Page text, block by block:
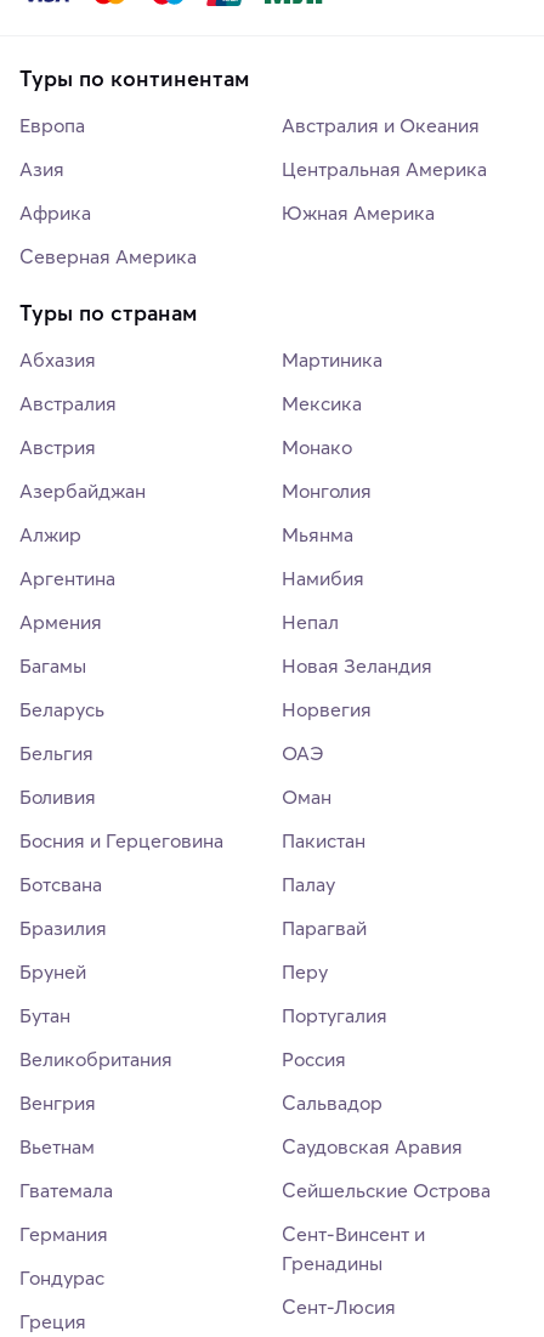
Туры по континентам
Европа
Азия
Африка
Северная Америка
Австралия и Океания
Центральная Америка
Южная Америка
Туры по странам
Абхазия
Австралия
Австрия
Азербайджан
Алжир
Аргентина
Армения
Багамы
Беларусь
Бельгия
Боливия
Босния и Герцеговина
Ботсвана
Бразилия
Бруней
Бутан
Великобритания
Венгрия
Вьетнам
Гватемала
Германия
Гондурас
Греция
Мартиника
Мексика
Монако
Монголия
Мьянма
Намибия
Непал
Новая Зеландия
Норвегия
ОАЭ
Оман
Пакистан
Палау
Парагвай
Перу
Португалия
Россия
Сальвадор
Саудовская Аравия
Сейшельские Острова
Сент-Винсент и
Гренадины
Сент-Люсия